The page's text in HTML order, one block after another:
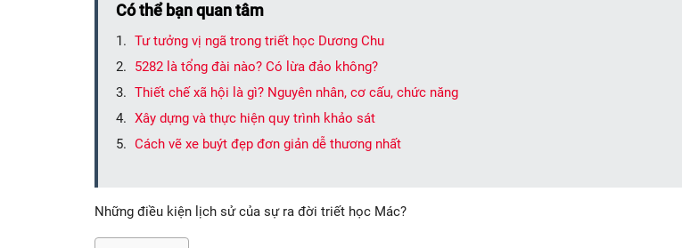
Có thể bạn quan tâm
Tư tưởng vị ngã trong triết học Dương Chu
5282 là tổng đài nào? Có lừa đảo không?
Thiết chế xã hội là gì? Nguyên nhân, cơ cấu, chức năng
Xây dựng và thực hiện quy trình khảo sát
Cách vẽ xe buýt đẹp đơn giản dễ thương nhất
Những điều kiện lịch sử của sự ra đời triết học Mác?